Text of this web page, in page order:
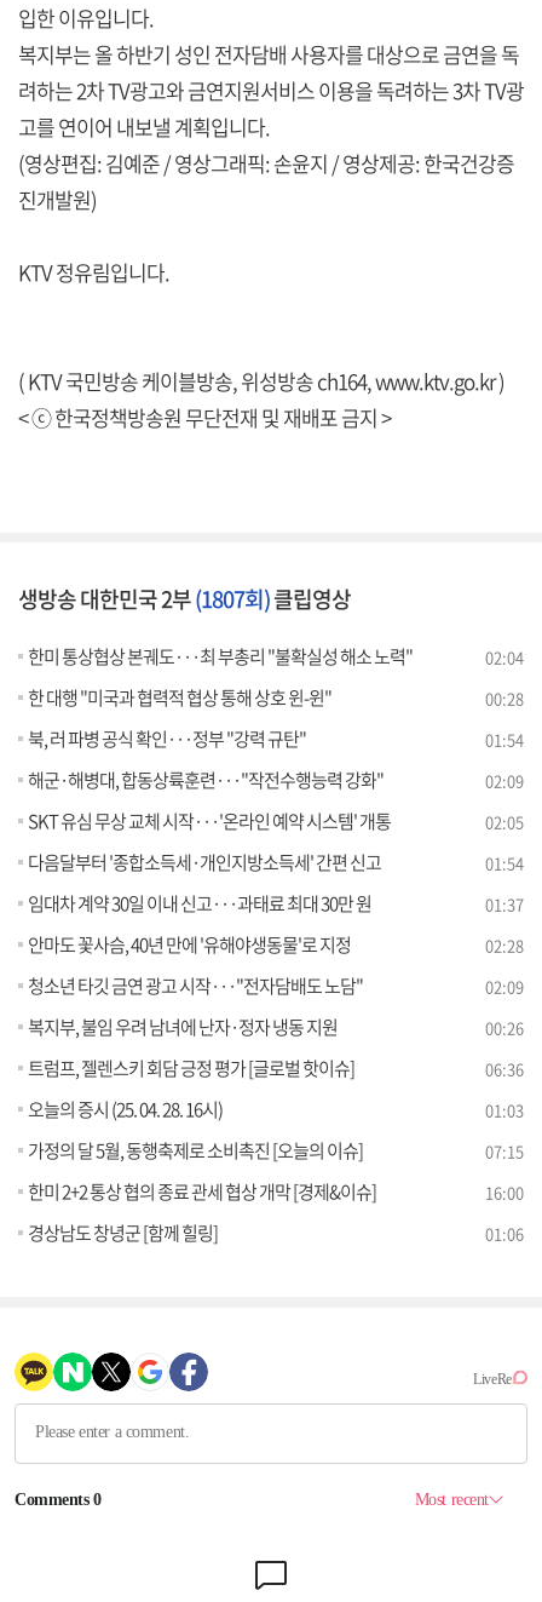
입한 이유입니다.
복지부는 올 하반기 성인 전자담배 사용자를 대상으로 금연을 독
려하는 2차 TV광고와 금연지원서비스 이용을 독려하는 3차 TV광
고를 연이어 내보낼 계획입니다.
(영상편집: 김예준 / 영상그래픽: 손윤지 / 영상제공: 한국건강증
진개발원)
KTV 정유림입니다.
( KTV 국민방송 케이블방송, 위성방송 ch164,www.ktv.go.kr)
< ⓒ 한국정책방송원 무단전재 및 재배포 금지 >
생방송 대한민국 2부(1807회)클립영상
한미 통상협상 본궤도···최 부총리 "불확실성 해소 노력" 02:04
한 대행 "미국과 협력적 협상 통해 상호 윈-윈" 00:28
북, 러 파병 공식 확인···정부 "강력 규탄" 01:54
해군·해병대, 합동상륙훈련···"작전수행능력 강화" 02:09
SKT 유심 무상 교체 시작···'온라인 예약 시스템' 개통 02:05
다음달부터 '종합소득세·개인지방소득세' 간편 신고 01:54
임대차 계약 30일 이내 신고···과태료 최대 30만 원 01:37
안마도 꽃사슴, 40년 만에 '유해야생동물'로 지정 02:28
청소년 타깃 금연 광고 시작···"전자담배도 노담" 02:09
복지부, 불임 우려 남녀에 난자·정자 냉동 지원 00:26
트럼프, 젤렌스키 회담 긍정 평가 [글로벌 핫이슈] 06:36
오늘의 증시 (25. 04. 28. 16시) 01:03
가정의 달 5월, 동행축제로 소비촉진 [오늘의 이슈] 07:15
한미 2+2 통상 협의 종료 관세 협상 개막 [경제&이슈] 16:00
경상남도 창녕군 [함께 힐링] 01:06